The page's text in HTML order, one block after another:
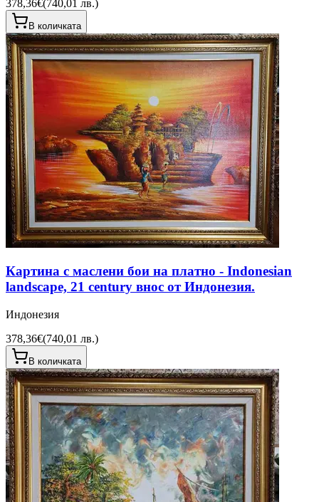
378,36€(740,01 лв.)
В количката
Картина с маслени бои на платно - Indonesian
landscape, 21 century внос от Индонезия.
Индонезия
378,36€(740,01 лв.)
В количката